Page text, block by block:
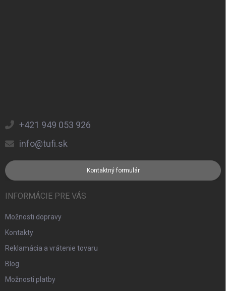
+421 949 053 926
info@tufi.sk
Kontaktný formulár
INFORMÁCIE PRE VÁS
Možnosti dopravy
Kontakty
Reklamácia a vrátenie tovaru
Blog
Možnosti platby